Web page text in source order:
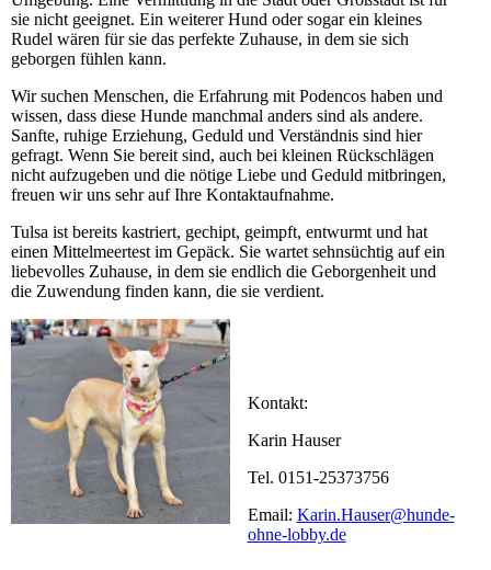
sie nicht geeignet. Ein weiterer Hund oder sogar ein kleines
Rudel wären für sie das perfekte Zuhause, in dem sie sich
geborgen fühlen kann.
Wir suchen Menschen, die Erfahrung mit Podencos haben und
wissen, dass diese Hunde manchmal anders sind als andere.
Sanfte, ruhige Erziehung, Geduld und Verständnis sind hier
gefragt. Wenn Sie bereit sind, auch bei kleinen Rückschlägen
nicht aufzugeben und die nötige Liebe und Geduld mitbringen,
freuen wir uns sehr auf Ihre Kontaktaufnahme.
Tulsa ist bereits kastriert, gechipt, geimpft, entwurmt und hat
einen Mittelmeertest im Gepäck. Sie wartet sehnsüchtig auf ein
liebevolles Zuhause, in dem sie endlich die Geborgenheit und
die Zuwendung finden kann, die sie verdient.
Kontakt:
Karin Hauser
Tel. 0151-25373756
Email: Karin.Hauser@hunde-
ohne-lobby.de